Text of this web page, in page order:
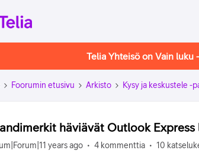
Telia Yhteisö on Vain luku
Foorumin etusivu Arkisto Kysy ja keskustele -
häviävät Outlook Express
years ago 4 kommenttia 10